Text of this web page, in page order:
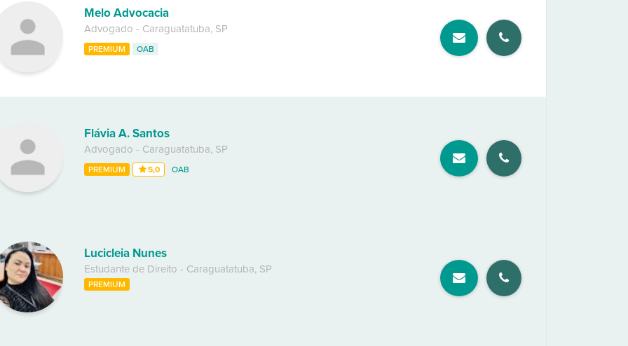
Melo Advocacia
Advogado - Caraguatatuba, SP
PREMIUM OAB
Flávia A. Santos
Advogado - Caraguatatuba, SP
PREMIUM 5,0 OAB
Lucicleia Nunes
Estudante de Direito - Caraguatatuba, SP
PREMIUM